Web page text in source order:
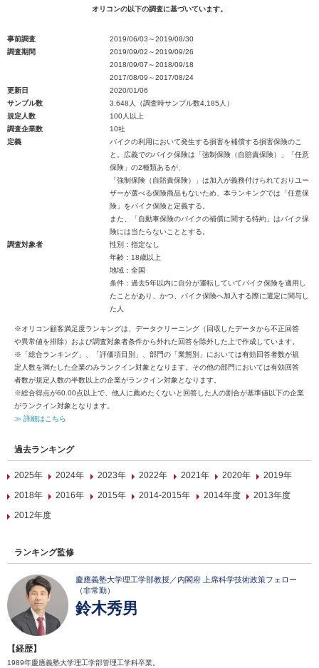
オリコンの以下の調査に基づいています。
事前調査
2019/06/03～2019/08/30
調査期間
2019/09/02～2019/09/26
2018/09/07～2018/09/18
2017/08/09～2017/08/24
更新日
2020/01/06
サンプル数
3,648人（調査時サンプル数4,185人）
規定人数
100人以上
調査企業数
10社
定義
バイクの利用において発生する損害を補償する損害保険のこ
と。広義でのバイク保険は「強制保険（自賠責保険）」「任意
保険」の2種類あるが、
「強制保険（自賠責保険）」は加入が義務付けられておりユー
ザーが選べる保険商品もないため、本ランキングでは「任意保
険」をバイク保険と定義する。
また、「自動車保険のバイクの補償に関する特約」はバイク保
険には当たらないこととする。
調査対象者
性別：指定なし
年齢：18歳以上
地域：全国
条件：過去5年以内に自分が運転していてバイク保険を適用し
たことがあり、かつ、バイク保険へ加入する際に選定に関与し
た人
※オリコン顧客満足度ランキングは、データクリーニング（回収したデータから不正回答
や異常値を排除）および調査対象者条件から外れた回答を除外した上で作成しています。
※「総合ランキング」、「評価項目別」、部門の「業態別」においては有効回答者数が規
定人数を満たした企業のみランクイン対象となります。その他の部門においては有効回答
者数が規定人数の半数以上の企業がランクイン対象となります。
※総合得点が60.00点以上で、他人に薦めたくないと回答した人の割合が基準値以下の企業
がランクイン対象となります。
≫ 詳細はこちら
過去ランキング
2025年 2024年 2023年 2022年 2021年 2020年
2019年
2018年
2016年 2015年 2014-2015年 2014年度
2013年度
2012年度
ランキング監修
慶應義塾大学理工学部教授／内閣府 上席科学技術政策フェロー
（非常勤）
鈴木秀男
【経歴】
1989年慶應義塾大学理工学部管理工学科卒業。